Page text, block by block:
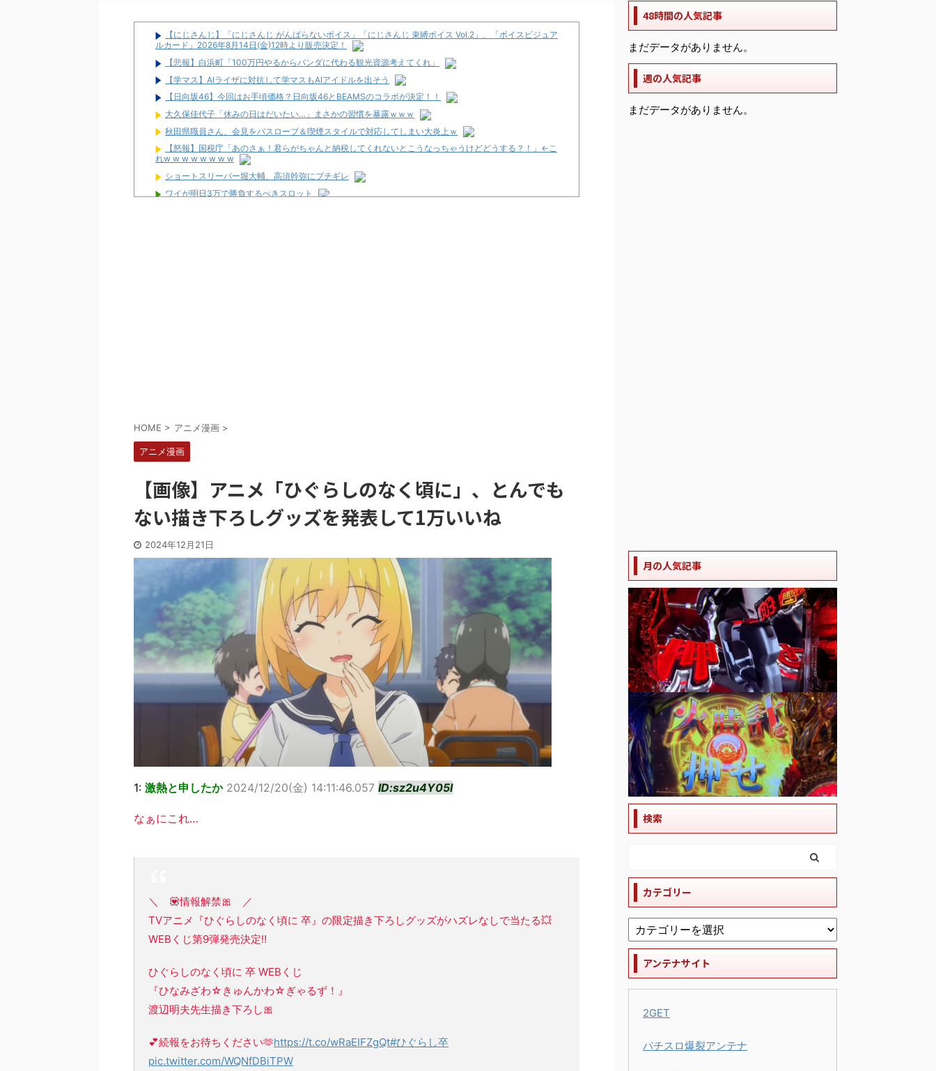
【にじさんじ】「にじさんじ がんばらないボイス」「にじさんじ 束縛ボイス Vol.2」、「ボイスビジュア
ルカード」2026年8月14日(金)12時より販売決定！
【悲報】白浜町「100万円やるからパンダに代わる観光資源考えてくれ」
【学マス】AIライザに対抗して学マスもAIアイドルを出そう
【日向坂46】今回はお手頃価格？日向坂46とBEAMSのコラボが決定！！
大久保佳代子「休みの日はだいたい…」まさかの習慣を暴露ｗｗｗ
秋田県職員さん、会見をバスローブ＆喫煙スタイルで対応してしまい大炎上ｗ
【怒報】国税庁「あのさぁ！君らがちゃんと納税してくれないとこうなっちゃうけどどうする？！」←こ
れw w w w w w w w
ショートスリーパー堀大輔、高須幹弥にブチギレ
ワイが明日3万で勝負するべきスロット
HOME > アニメ漫画 >
アニメ漫画
【画像】アニメ「ひぐらしのなく頃に」、とんでも
ない描き下ろしグッズを発表して1万いいね
2024年12月21日
1: 激熱と申したか 2024/12/20(金) 14:11:46.057 ID:sz2u4Y05I
なぁにこれ…
＼ 💟情報解禁🎀 ／
TVアニメ『ひぐらしのなく頃に 卒』の限定描き下ろしグッズがハズレなしで当たる💥
WEBくじ第9弾発売決定‼
ひぐらしのなく頃に 卒 WEBくじ
『ひなみざわ☆きゅんかわ☆ぎゃるず！』
渡辺明夫先生描き下ろし🎀
💕続報をお待ちください🫶https://t.co/wRaEIFZgQt#ひぐらし卒
pic.twitter.com/WQNfDBiTPW
48時間の人気記事
まだデータがありません。
週の人気記事
まだデータがありません。
月の人気記事
検索
カテゴリー
アンテナサイト
2GET
パチスロ爆裂アンテナ